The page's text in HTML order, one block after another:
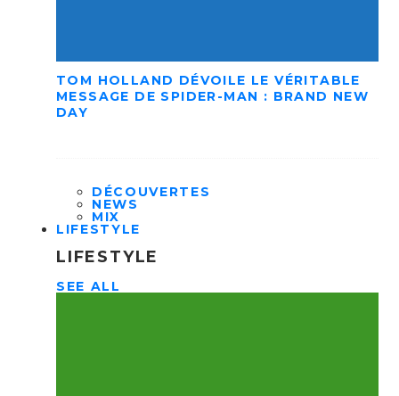
TOM HOLLAND DÉVOILE LE VÉRITABLE
MESSAGE DE SPIDER-MAN : BRAND NEW
DAY
DÉCOUVERTES
NEWS
MIX
LIFESTYLE
LIFESTYLE
SEE ALL